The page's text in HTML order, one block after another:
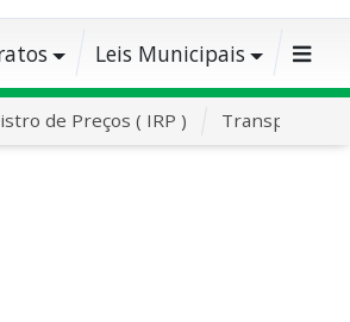
Leis Municipais
de Preços ( IRP ) Transporte